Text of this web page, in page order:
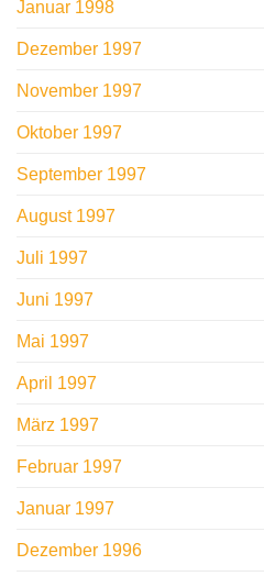
Januar 1998
Dezember 1997
November 1997
Oktober 1997
September 1997
August 1997
Juli 1997
Juni 1997
Mai 1997
April 1997
März 1997
Februar 1997
Januar 1997
Dezember 1996